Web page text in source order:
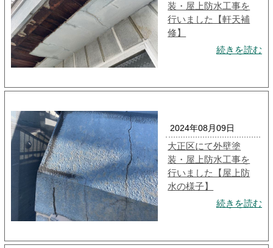
装・屋上防水工事を
行いました【軒天補
修】
続きを読む
2024年08月09日
大正区にて外壁塗
装・屋上防水工事を
行いました【屋上防
水の様子】
続きを読む